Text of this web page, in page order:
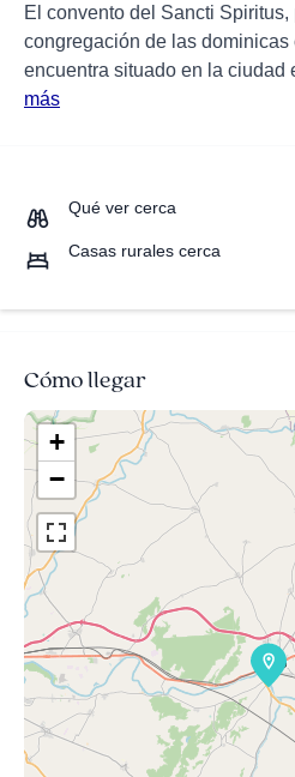
El convento del Sancti
congregación de las dominicas
encuentra situado en la ciudad
más
Qué ver cerca
Casas rurales cerca
Cómo llegar
+
−